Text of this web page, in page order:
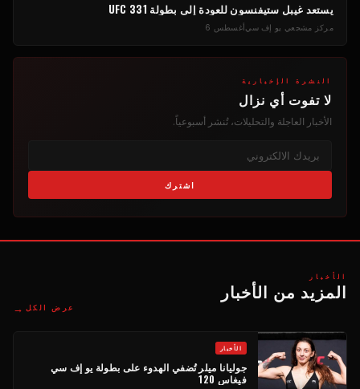
يستعد غيبل ستيفنسون للعودة إلى بطولة UFC 331
مركز مشجعي يو إف سي أغسطس 6
النشرة الإخبارية
لا تفوت أي نزال
الأخبار العاجلة والتحليلات، تُنشر أسبوعياً.
اشترك
الأخبار
المزيد من الأخبار
عرض الكل →
الأخبار
جوليانا ميلر تُضفي الهدوء على بطولة يو إف سي
فيغاس 120